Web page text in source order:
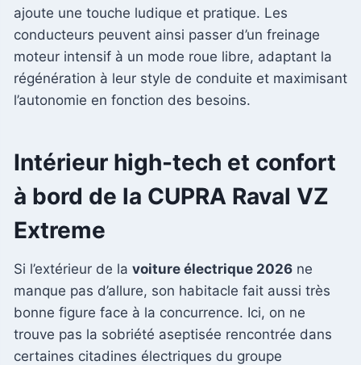
ajoute une touche ludique et pratique. Les
conducteurs peuvent ainsi passer d’un freinage
moteur intensif à un mode roue libre, adaptant la
régénération à leur style de conduite et maximisant
l’autonomie en fonction des besoins.
Intérieur high-tech et confort
à bord de la CUPRA Raval VZ
Extreme
Si l’extérieur de la voiture électrique 2026 ne
manque pas d’allure, son habitacle fait aussi très
bonne figure face à la concurrence. Ici, on ne
trouve pas la sobriété aseptisée rencontrée dans
certaines citadines électriques du groupe